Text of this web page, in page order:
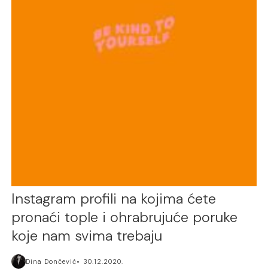
Instagram profili na kojima ćete
pronaći tople i ohrabrujuće poruke
koje nam svima trebaju
Dina Dončević 30.12.2020.